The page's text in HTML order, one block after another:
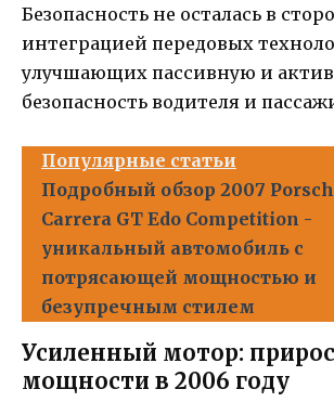
Безопасность не осталась в
интеграцией передовых
улучшающих пассивную и
безопасность водителя и
Популярные статьи
Подробный обзор 2007
Carrera GT Edo Competition -
уникальный автомобиль с
потрясающей мощностью и
безупречным стилем
Усиленный мотор:
мощности в 2006 году